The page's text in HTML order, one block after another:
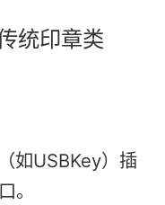
统印章类
如USBKey）插
。